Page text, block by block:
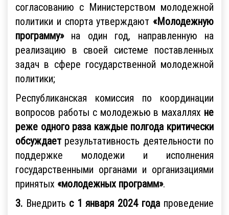
согласованию с Министерством молодежной
политики и спорта утверждают «Молодежную
программу» на один год, направленную на
реализацию в своей системе поставленных
задач в сфере государственной молодежной
политики;
Республиканская комиссия по координации
вопросов работы с молодежью в махаллях не
реже одного раза каждые полгода критически
обсуждает результативность деятельности по
поддержке молодежи и исполнения
государственными органами и организациями
принятых «молодежных программ».
3. Внедрить с 1 января 2024 года проведение